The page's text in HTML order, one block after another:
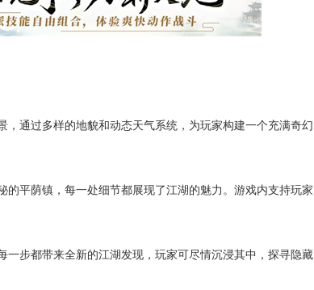
通过多样的地貌和动态天气系统，为玩家构建一个充满奇幻
平荫镇，每一处细节都展现了江湖的魅力。游戏内支持玩家
步都带来全新的江湖发现，玩家可尽情沉浸其中，探寻隐藏